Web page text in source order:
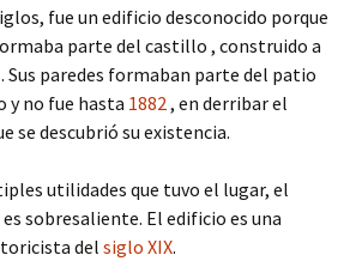
fue un edificio desconocido porque
parte del castillo , construido a
. Sus paredes formaban parte del patio
no fue hasta 1882, en derribar el
se descubrió su existencia.
utilidades que tuvo el lugar, el
sobresaliente. El edificio es una
del siglo XIX.